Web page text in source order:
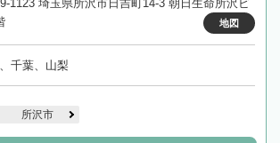
1123 埼玉県所沢市日吉町14-3 朝日生命所沢ビ
地図
千葉、山梨
所沢市